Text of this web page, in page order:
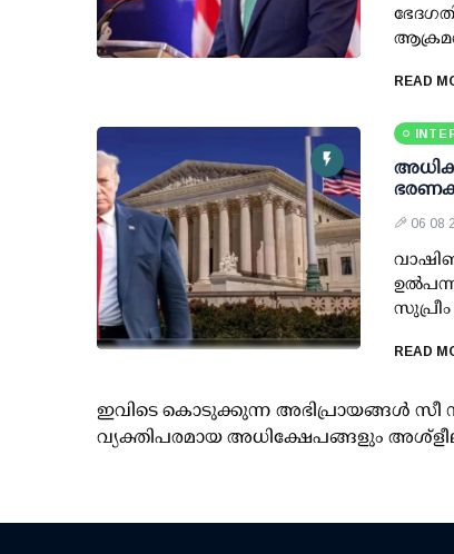
READ
അധിക
06 08
READ
ഇവിടെ കൊടുക്കുന്ന അഭിപ്രായങ്ങള്‍
വ്യക്തിപരമായ അധിക്ഷേപങ്ങളും